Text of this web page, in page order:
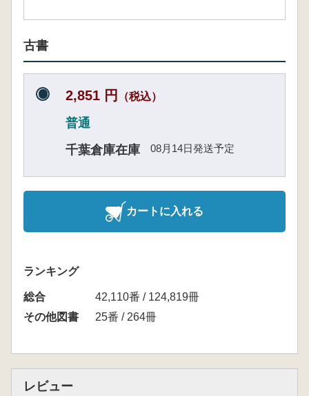
古書
2,851 円 （税込）
普通
千葉倉庫在庫
08月14日発送予定
カートに入れる
ランキング
総合
42,110番 / 124,819冊
その他図書
25番 / 264冊
レビュー